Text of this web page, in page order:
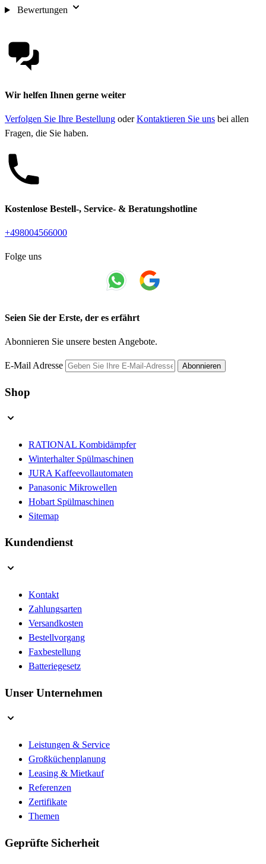
Bewertungen
Wir helfen Ihnen gerne weiter
Verfolgen Sie Ihre Bestellung oderKontaktieren Sie uns bei allen
Fragen, die Sie haben.
Kostenlose Bestell-, Service- & Beratungshotline
+498004566000
Folge uns
Seien Sie der Erste, der es erfährt
Abonnieren Sie unsere besten Angebote.
E-Mail Adresse Abonnieren
Shop
RATIONAL Kombidämpfer
Winterhalter Spülmaschinen
JURA Kaffeevollautomaten
Panasonic Mikrowellen
Hobart Spülmaschinen
Sitemap
Kundendienst
Kontakt
Zahlungsarten
Versandkosten
Bestellvorgang
Faxbestellung
Batteriegesetz
Unser Unternehmen
Leistungen & Service
Großküchenplanung
Leasing & Mietkauf
Referenzen
Zertifikate
Themen
Geprüfte Sicherheit